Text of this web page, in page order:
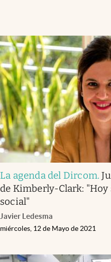
La agenda del Dircom.
de Kimberly-Clark:
social"
Javier Ledesma
miércoles, 12 de Mayo de 2021